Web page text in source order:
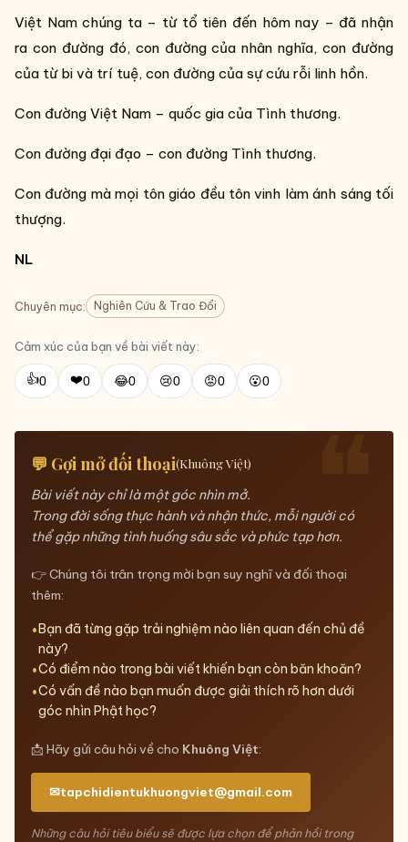
Việt Nam chúng ta – từ tổ tiên đến hôm nay – đã nhận
ra con đường đó, con đường của nhân nghĩa, con đường
của từ bi và trí tuệ, con đường của sự cứu rỗi linh hồn.
Con đường Việt Nam – quốc gia của Tình thương.
Con đường đại đạo – con đường Tình thương.
Con đường mà mọi tôn giáo đều tôn vinh làm ánh sáng tối
thượng.
NL
Chuyên mục: Nghiên Cứu & Trao Đổi
Cảm xúc của bạn về bài viết này:
👍0 ❤️0 😂0 😢0 😡0 😮0
💬 Gợi mở đối thoại(Khuông Việt)
Bài viết này chỉ là một góc nhìn mở.
Trong đời sống thực hành và nhận thức, mỗi người có
thể gặp những tình huống sâu sắc và phức tạp hơn.
👉 Chúng tôi trân trọng mời bạn suy nghĩ và đối thoại
thêm:
Bạn đã từng gặp trải nghiệm nào liên quan đến chủ đề
này?
Có điểm nào trong bài viết khiến bạn còn băn khoăn?
Có vấn đề nào bạn muốn được giải thích rõ hơn dưới
góc nhìn Phật học?
📩 Hãy gửi câu hỏi về cho Khuông Việt:
✉tapchidientukhuongviet@gmail.com
Những câu hỏi tiêu biểu sẽ được lựa chọn để phản hồi trong